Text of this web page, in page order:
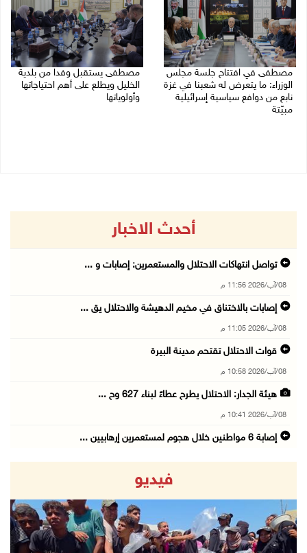
مصطفى في افتتاح جلسة مجلس
الوزراء: ما يتعرض له شعبنا في غزة
نابع من دوافع سياسية إسرائيلية
مبيّتة
مصطفى يستقبل وفدا من بلدية
الخليل ويطلع على أهم احتياجاتها
وأولوياتها
أحدث الاخبار
تواصل انتهاكات الاحتلال والمستعمرين: إصابات و ...
08/آب/2026 11:56 م
إصابات بالاختناق في مخيم الدهيشة والاحتلال يق ...
08/آب/2026 11:05 م
قوات الاحتلال تقتحم مدينة البيرة
08/آب/2026 10:58 م
هيئة الجدار: الاحتلال يطرح عطاءً لبناء 627 وح ...
08/آب/2026 10:41 م
إصابة 6 مواطنين خلال هجوم لمستعمرين إرهابيين ...
الاحتلال يحتجز مواطنين من طمون ومخيم الفارعة
08/آب/2026 09:33 م
الاحتلال يقتحم قرية المغير شمال شرق رام الله
08/آب/2026 09:32 م
فيديو